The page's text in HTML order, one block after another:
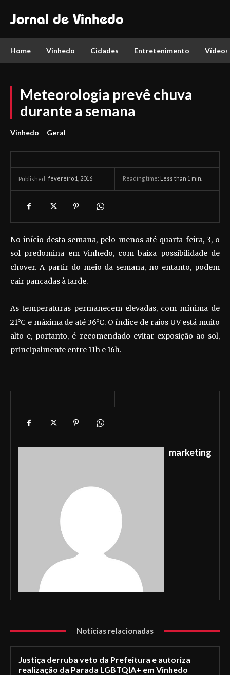
Jornal de Vinhedo
Home Vinhedo Cidades Entretenimento Vídeos
Meteorologia prevê chuva
durante a semana
Vinhedo Geral
Published: fevereiro 1, 2016 Reading time: Less than 1 min.
No início desta semana, pelo menos até quarta-feira, 3, o
sol predomina em Vinhedo, com baixa possibilidade de
chover. A partir do meio da semana, no entanto, podem
cair pancadas à tarde.
As temperaturas permanecem elevadas, com mínima de
21°C e máxima de até 36°C. O índice de raios UV está muito
alto e, portanto, é recomendado evitar exposição ao sol,
principalmente entre 11h e 16h.
marketing
Notícias relacionadas
Justiça derruba veto da Prefeitura e autoriza
realização da Parada LGBTQIA+ em Vinhedo